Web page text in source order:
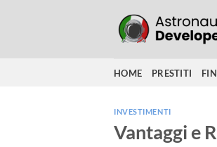
HOME PRESTITI
INVESTIMENTI
Vantaggi e